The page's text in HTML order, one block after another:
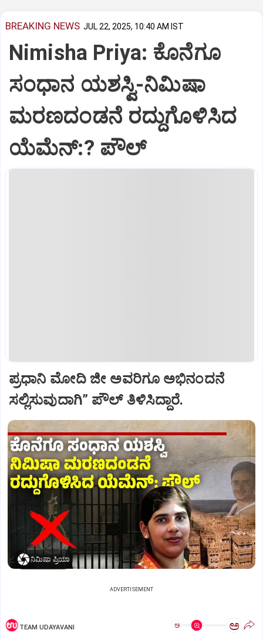
BREAKING NEWS JUL 22, 2025, 10:40 AM IST
Nimisha Priya: ಕೊನೆಗೂ
ಸಂಧಾನ ಯಶಸ್ವಿ-ನಿಮಿಷಾ
ಮರಣದಂಡನೆ ರದ್ದುಗೊಳಿಸಿದ
ಯೆಮೆನ್:? ಪೌಲ್
ಪ್ರಧಾನಿ ಮೋದಿ ಜೀ ಅವರಿಗೂ ಅಭಿನಂದನೆ
ಸಲ್ಲಿಸುವುದಾಗಿ” ಪೌಲ್‌ ತಿಳಿಸಿದ್ದಾರೆ.
ನಿಮಿಷಾ ಪ್ರಿಯಾ
ADVERTISEMENT
TEAM UDAYAVANI ಅ ಅ